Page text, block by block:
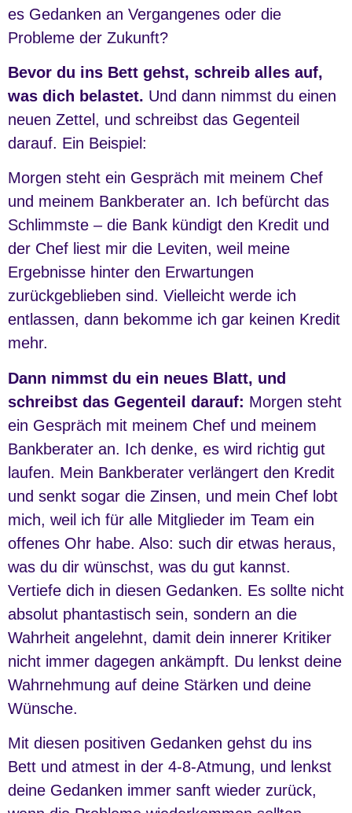
es Gedanken an Vergangenes oder die
Probleme der Zukunft?
Bevor du ins Bett gehst, schreib alles auf,
was dich belastet. Und dann nimmst du einen
neuen Zettel, und schreibst das Gegenteil
darauf. Ein Beispiel:
Morgen steht ein Gespräch mit meinem Chef
und meinem Bankberater an. Ich befürcht das
Schlimmste – die Bank kündigt den Kredit und
der Chef liest mir die Leviten, weil meine
Ergebnisse hinter den Erwartungen
zurückgeblieben sind. Vielleicht werde ich
entlassen, dann bekomme ich gar keinen Kredit
mehr.
Dann nimmst du ein neues Blatt, und
schreibst das Gegenteil darauf: Morgen steht
ein Gespräch mit meinem Chef und meinem
Bankberater an. Ich denke, es wird richtig gut
laufen. Mein Bankberater verlängert den Kredit
und senkt sogar die Zinsen, und mein Chef lobt
mich, weil ich für alle Mitglieder im Team ein
offenes Ohr habe. Also: such dir etwas heraus,
was du dir wünschst, was du gut kannst.
Vertiefe dich in diesen Gedanken. Es sollte nicht
absolut phantastisch sein, sondern an die
Wahrheit angelehnt, damit dein innerer Kritiker
nicht immer dagegen ankämpft. Du lenkst deine
Wahrnehmung auf deine Stärken und deine
Wünsche.
Mit diesen positiven Gedanken gehst du ins
Bett und atmest in der 4-8-Atmung, und lenkst
deine Gedanken immer sanft wieder zurück,